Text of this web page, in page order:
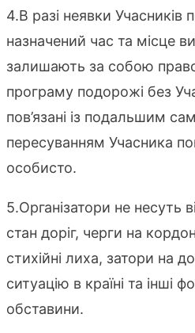
4.В разі неявки Учасників
назначений час та місце
залишають за собою
програму подорожі без
пов’язані із подальшим
пересуванням Учасника
особисто.
5.Організатори не несуть
стан доріг, черги на
стихійні лиха, затори на
ситуацію в країні та інші
обставини.